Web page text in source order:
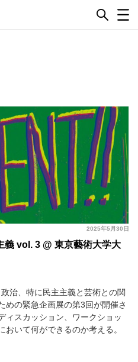
2025年5月30日
義 vol. 3 @ 東京藝術大学大
治、特に民主主義と芸術との関
めの緊急企画展の第3回が開催さ
ィスカッション、ワークショッ
いて何ができるのか考える。